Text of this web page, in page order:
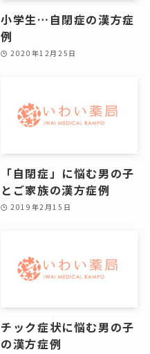
小学生…自閉症の漢方症
例
2020年12月25日
「自閉症」に悩む男の子
とご家族の漢方症例
2019年2月15日
チック症状に悩む男の子
の漢方症例